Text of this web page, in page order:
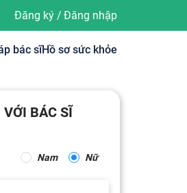
Đăng ký/ Đăng nhập
bác sĩHồ sơ sức khỏe
BÁC SĨ
Nam Nữ